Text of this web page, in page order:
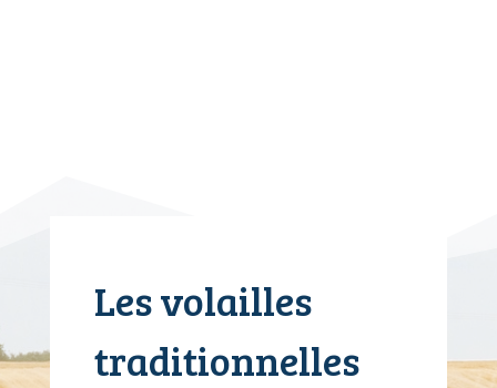
Les volailles
traditionnelles